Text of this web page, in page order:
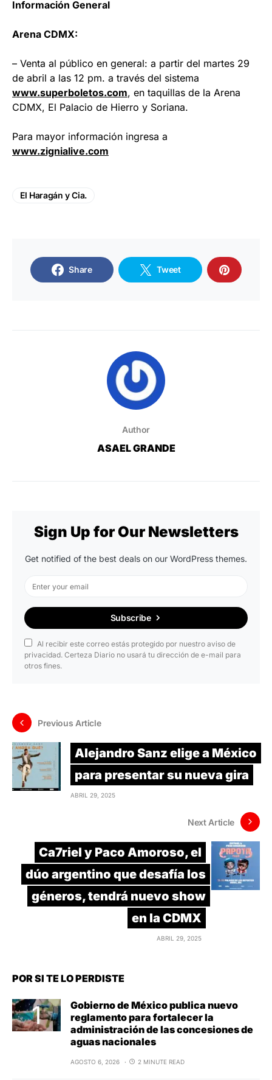
Información General
Arena CDMX:
– Venta al público en general: a partir del martes 29
de abril a las 12 pm. a través del sistema
www.superboletos.com, en taquillas de la Arena
CDMX, El Palacio de Hierro y Soriana.
Para mayor información ingresa a
www.zignialive.com
El Haragán y Cia.
Share Tweet
Author
ASAEL GRANDE
Sign Up for Our Newsletters
Get notified of the best deals on our WordPress themes.
Subscribe
Al recibir este correo estás protegido por nuestro aviso de
privacidad. Certeza Diario no usará tu dirección de e-mail para
otros fines.
Previous Article
Alejandro Sanz elige a México
para presentar su nueva gira
ABRIL 29, 2025
Next Article
Ca7riel y Paco Amoroso, el
dúo argentino que desafía los
géneros, tendrá nuevo show
en la CDMX
ABRIL 29, 2025
POR SI TE LO PERDISTE
Gobierno de México publica nuevo
reglamento para fortalecer la
administración de las concesiones de
aguas nacionales
AGOSTO 6, 2026 2 MINUTE READ